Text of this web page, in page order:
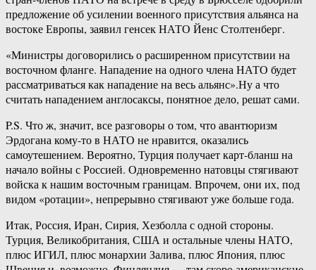
предложение об усилении военного присутствия альянса на
востоке Европы, заявил генсек НАТО Йенс Столтенберг.
«Министры договорились о расширенном присутствии на
восточном фланге. Нападение на одного члена НАТО будет
рассматриваться как нападение на весь альянс».Ну а что
считать нападением англосаксы, понятное дело, решат сами.
P.S. Что ж, значит, все разговоры о том, что авантюризм
Эрдогана кому-то в НАТО не нравится, оказались
самоутешением. Вероятно, Турция получает карт-бланш на
начало войны с Россией. Одновременно натовцы стягивают
войска к нашим восточным границам. Впрочем, они их, под
видом «ротации», непрерывно стягивают уже больше года.
Итак, Россия, Иран, Сирия, Хезболла с одной стороны.
Турция, Великобритания, США и остальные члены НАТО,
плюс ИГИЛ, плюс монархии Залива, плюс Япония, плюс